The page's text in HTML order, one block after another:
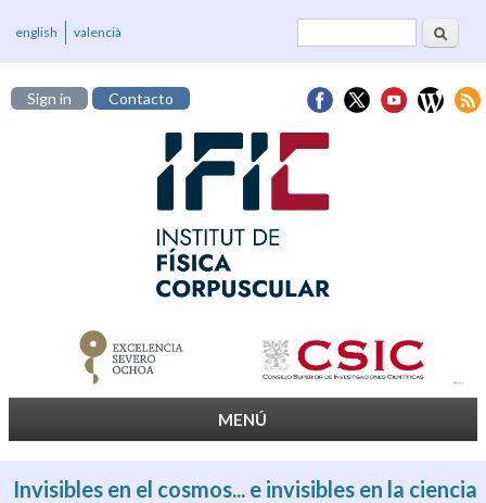
Formulario deBuscar
english valencià
Sign in Contacto
MENÚ
Invisibles en el cosmos... e invisibles en la ciencia